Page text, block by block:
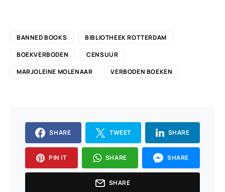
BANNED BOOKS
BIBLIOTHEEK ROTTERDAM
BOEKVERBODEN
CENSUUR
MARJOLEINE MOLENAAR
VERBODEN BOEKEN
SHARE TWEET SHARE
PIN IT SHARE SHARE
SHARE